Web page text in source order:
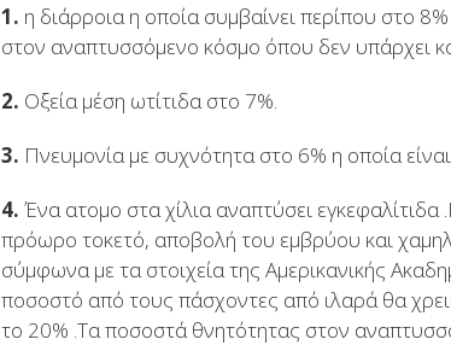
1. η διάρροια η οποία συμβαίνει περίπου στο 8%
στον αναπτυσσόμενο κόσμο όπου δεν υπάρχει
2. Οξεία μέση ωτίτιδα στο 7%.
3. Πνευμονία με συχνότητα στο 6% η οποία
4.Ένα ατομο στα χίλια αναπτύσει
πρόωρο τοκετό, αποβολή του εμβρύου και
σύμφωνα με τα στοιχεία της Αμερικανικής
ποσοστό από τους πάσχοντες από ιλαρά θα
το 20% .Τα ποσοστά θνητότητας στον